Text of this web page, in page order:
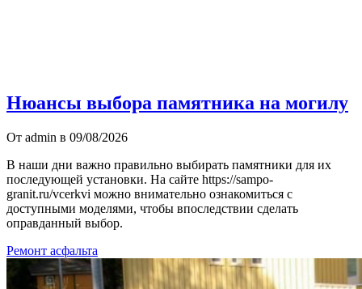
Нюансы выбора памятника на могилу
От admin в 09/08/2026
В наши дни важно правильно выбирать памятники для их
последующей установки. На сайте https://sampo-
granit.ru/vcerkvi можно внимательно ознакомиться с
доступными моделями, чтобы впоследствии сделать
оправданный выбор.
Ремонт асфальта